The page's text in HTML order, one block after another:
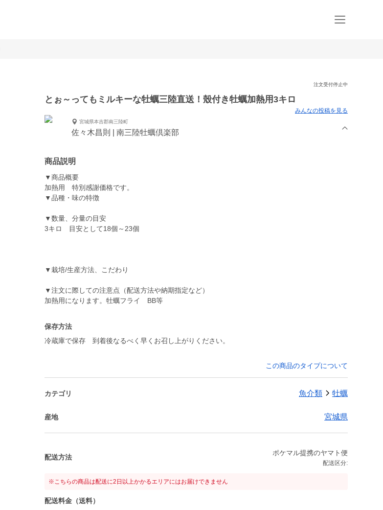
注文受付停止中
とぉ～ってもミルキーな牡蠣三陸直送！殼付き牡蠣加熱用3キロ
みんなの投稿を見る
宮城県本吉郡南三陸町
佐々木昌則 | 南三陸牡蠣倶楽部
商品説明
▼商品概要
加熱用 特別感謝価格です。
▼品種・味の特徴
▼数量、分量の目安
3キロ 目安として18個～23個
▼栽培/生産方法、こだわり
▼注文に際しての注意点（配送方法や納期指定など）
加熱用になります。牡蠣フライ BB等
保存方法
冷蔵庫で保存 到着後なるべく早くお召し上がりください。
この商品のタイプについて
カテゴリ 魚介類 牡蠣
産地 宮城県
配送方法
ポケマル提携のヤマト便
配送区分:
※こちらの商品は配送に2日以上かかるエリアにはお届けできません
配送料金（送料）